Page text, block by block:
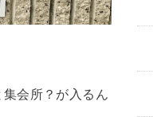
会所？が入るん